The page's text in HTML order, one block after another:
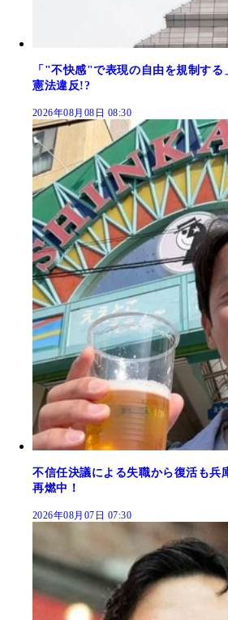
「"不快感"で表現の自由を規制する
憲法違反!?
2026年08月08日 08:30
不信任決議による失職から復活も兵
再燃中！
2026年08月07日 07:30